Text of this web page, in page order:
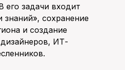
задачи входит
знаний», сохранение
и создание
ИТ-